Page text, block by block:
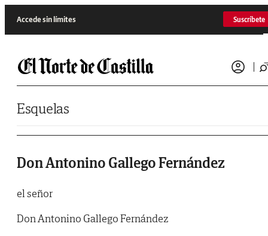
Accede sin límites Suscríbete
Esquelas
Don Antonino Gallego Fernández
el señor
Don Antonino Gallego Fernández